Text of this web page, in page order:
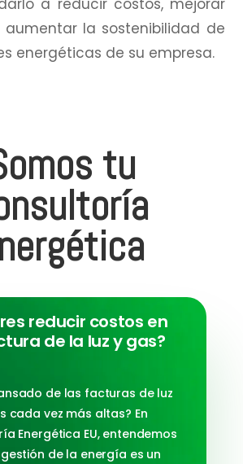
a reducir costos, mejorar
la sostenibilidad de
energéticas de su empresa.
tu
reducir costos en
de la luz y gas?
de las facturas de luz
cada vez más altas? En
Energética EU, entendemos
de la energía es un